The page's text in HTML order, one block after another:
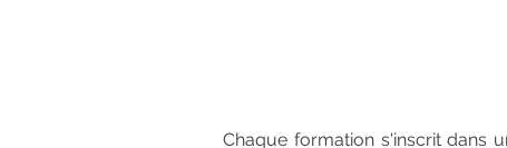
Chaque formation s'inscrit dans